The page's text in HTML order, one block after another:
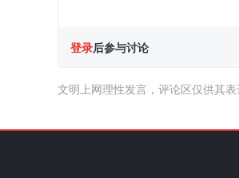
登录后参与讨论
文明上网理性发言，评论区仅供其